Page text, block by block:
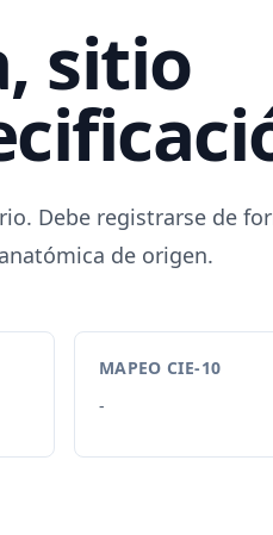
sitio
Debe registrarse de
de origen.
MAPEO CIE-10
-